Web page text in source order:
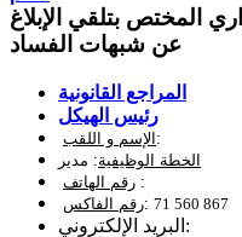
المختص بتلقي الإبلاغ
عن شبهات الفساد
المراجع القانونية
رئيس الهيكل
الإسم و اللقب:
الخطة الوظيفية: مدير
رقم الهاتف :
رقم الفاكس: 71 560 867
البريد الإلكتروني: